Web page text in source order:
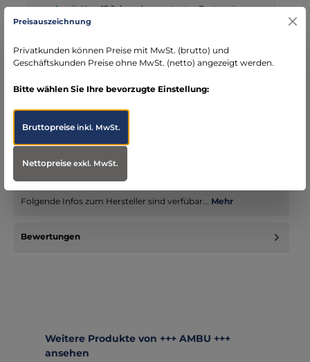
seit über 15 Jahren kompetenter Partner im
Bereich Notfallmedizin
Ambu® AuraOnce Einweg-LarynxmaskeDie Ambu®
AuraOnce bietet Ihnen die Sicherheit und
Anwenderfreundlichkeit eines Einwegpro…
Infos zum Hersteller
Folgende Infos zum Hersteller sind verfübar... Mehr
Bewertungen
Produktgalerie überspringen
Weitere Produkte von +++ AMBU +++
ansehen
Preisauszeichnung
Privatkunden können Preise mit MwSt. (brutto) und
Geschäftskunden Preise ohne MwSt. (netto) angezeigt werden.
Bitte wählen Sie Ihre bevorzugte Einstellung:
Bruttopreiseinkl. MwSt.
Nettopreiseexkl. MwSt.